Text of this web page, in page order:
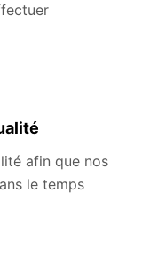
afin que nos
le temps